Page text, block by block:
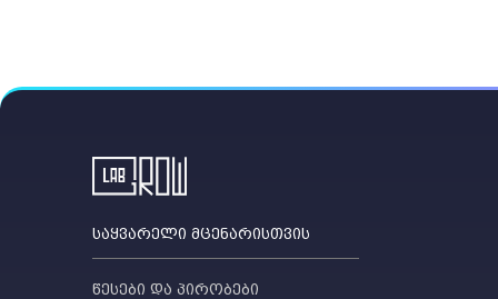
საყვარელი მცენარისთვის
წესები და პირობები